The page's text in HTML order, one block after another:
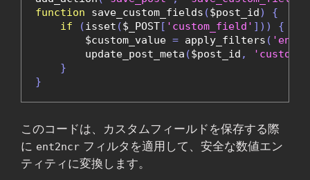
function save_custom_fields ($post_id)
{
if
(isset ($_POST[ 'custom_field' ]))
{
        $custom_value
= apply_filters (
        update_post_meta
($post_id ,
}
}
このコードは、カスタムフィールドを保存する際
に ent2ncr フィルタを適用して、安全な数値エン
ティティに変換します。